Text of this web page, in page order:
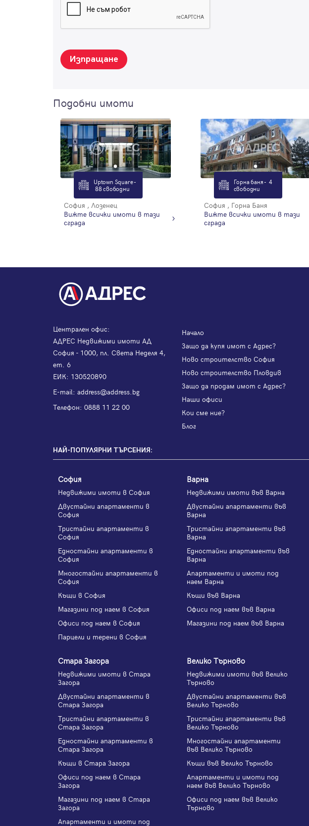
Изпращане
Подобни имоти
Uptown Square -
88 свободни
София , Лозенец
Вижте всички имоти в тази
сграда
Горна баня - 4
свободни
София , Горна Баня
Вижте всички имоти в тази
сграда
Централен офис:
АДРЕС Недвижими имоти АД
София - 1000, пл. Света Неделя 4,
ет. 6
ЕИК: 130520890
Е-mail: address@address.bg
Телефон: 0888 11 22 00
Начало
Защо да купя имот с Адрес?
Ново строителство София
Ново строителство Пловдив
Защо да продам имот с Адрес?
Наши офиси
Кои сме ние?
Блог
НАЙ-ПОПУЛЯРНИ ТЪРСЕНИЯ:
София
Недвижими имоти в София
Двустайни апартаменти в
София
Тристайни апартаменти в
София
Едностайни апартаменти в
София
Многостайни апартаменти в
София
Къщи в София
Магазини под наем в София
Офиси под наем в София
Парцели и терени в София
Варна
Недвижими имоти във Варна
Двустайни апартаменти във
Варна
Тристайни апартаменти във
Варна
Едностайни апартаменти във
Варна
Апартаменти и имоти под
наем Варна
Къщи във Варна
Офиси под наем във Варна
Магазини под наем във Варна
Стара Загора
Недвижими имоти в Стара
Загора
Двустайни апартаменти в
Стара Загора
Тристайни апартаменти в
Стара Загора
Едностайни апартаменти в
Стара Загора
Къщи в Стара Загора
Офиси под наем в Стара
Загора
Магазини под наем в Стара
Загора
Апартаменти и имоти под
Велико Търново
Недвижими имоти във Велико
Търново
Двустайни апартаменти във
Велико Търново
Тристайни апартаменти във
Велико Търново
Многостайни апартаменти
във Велико Търново
Къщи във Велико Търново
Апартаменти и имоти под
наем във Велико Търново
Офиси под наем във Велико
Търново